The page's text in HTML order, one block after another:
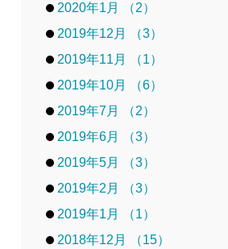
2020年1月 （2）
2019年12月 （3）
2019年11月 （1）
2019年10月 （6）
2019年7月 （2）
2019年6月 （3）
2019年5月 （3）
2019年2月 （3）
2019年1月 （1）
2018年12月 （15）